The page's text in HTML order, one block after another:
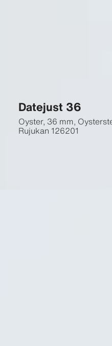
Datejust 36
Oyster, 36 mm,
Rujukan 126201